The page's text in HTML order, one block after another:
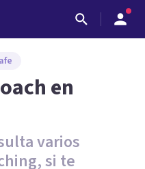
en
varios
si te